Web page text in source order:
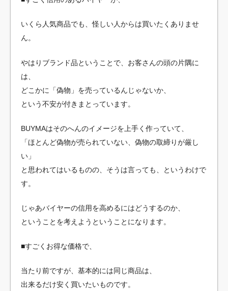
いくら人気商品でも、怪しい人からは買いたくありませ
ん。
やはりブランド品ということで、お客さんの頭の片隅に
は、
どこかに「偽物」を売っているんじゃないか、
という不安が付きまとっています。
BUYMAはそのへんのイメージを上手く作っていて、
「ほとんど偽物が売られていない、偽物の取締りが厳し
い」
と思われてはいるものの、そうは言っても、というわけで
す。
じゃあバイヤーの信用を高めるにはどうするのか、
ということを考えようということになります。
■すごくお得な価格で、
当たり前ですが、基本的には同じ商品は、
出来るだけ安く買いたいものです。